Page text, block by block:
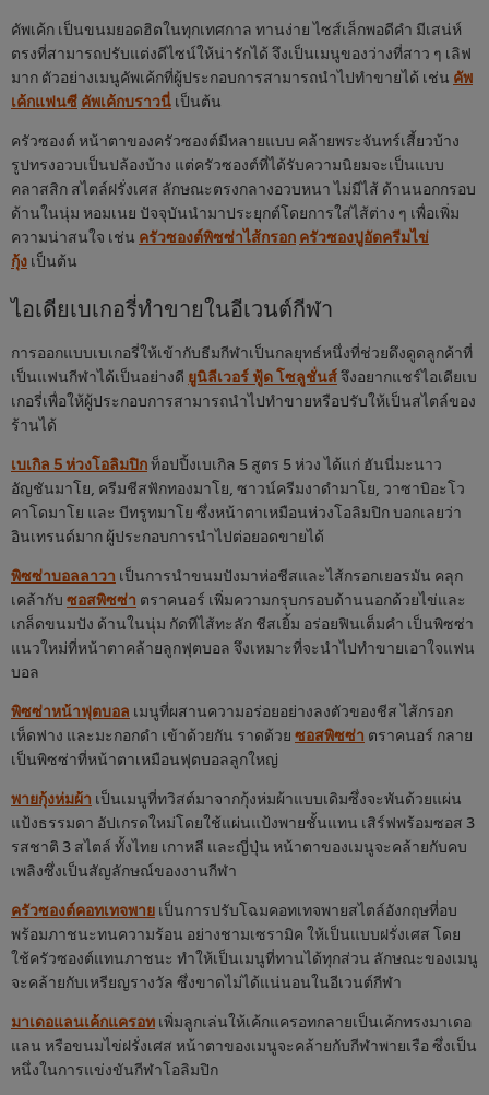
คัพเค้ก เป็นขนมยอดฮิตในทุกเทศกาล ทานง่าย ไซส์เล็กพอดีคำ มีเสน่ห์
ตรงที่สามารถปรับแต่งดีไซน์ให้น่ารักได้ จึงเป็นเมนูของว่างที่สาว ๆ เลิฟ
มาก ตัวอย่างเมนูคัพเค้กที่ผู้ประกอบการสามารถนำไปทำขายได้ เช่น คัพ
เค้กแฟนซี คัพเค้กบราวนี่ เป็นต้น
ครัวซองต์ หน้าตาของครัวซองต์มีหลายแบบ คล้ายพระจันทร์เสี้ยวบ้าง
รูปทรงอวบเป็นปล้องบ้าง แต่ครัวซองต์ที่ได้รับความนิยมจะเป็นแบบ
คลาสสิก สไตล์ฝรั่งเศส ลักษณะตรงกลางอวบหนา ไม่มีไส้ ด้านนอกกรอบ
ด้านในนุ่ม หอมเนย ปัจจุบันนำมาประยุกต์โดยการใส่ไส้ต่าง ๆ เพื่อเพิ่ม
ความน่าสนใจ เช่น ครัวซองต์พิซซ่าไส้กรอก ครัวซองปูอัดครีมไข่
กุ้ง เป็นต้น
ไอเดียเบเกอรี่ทำขายในอีเวนต์กีฬา
การออกแบบเบเกอรี่ให้เข้ากับธีมกีฬาเป็นกลยุทธ์หนึ่งที่ช่วยดึงดูดลูกค้าที่
เป็นแฟนกีฬาได้เป็นอย่างดี ยูนิลีเวอร์ ฟู้ด โซลูชั่นส์จึงอยากแชร์ไอเดียเบ
เกอรี่เพื่อให้ผู้ประกอบการสามารถนำไปทำขายหรือปรับให้เป็นสไตล์ของ
ร้านได้
เบเกิล 5 ห่วงโอลิมปิกท็อปปิ้งเบเกิล 5 สูตร 5 ห่วง ได้แก่ ฮันนี่มะนาว
อัญชันมาโย, ครีมชีสฟักทองมาโย, ซาวน์ครีมงาดำมาโย, วาซาบิอะโว
คาโดมาโย และ บีทรูทมาโย ซึ่งหน้าตาเหมือนห่วงโอลิมปิก บอกเลยว่า
อินเทรนด์มาก ผู้ประกอบการนำไปต่อยอดขายได้
พิซซ่าบอลลาวา เป็นการนำขนมปังมาห่อชีสและไส้กรอกเยอรมัน คลุก
เคล้ากับ ซอสพิซซ่า ตราคนอร์ เพิ่มความกรุบกรอบด้านนอกด้วยไข่และ
เกล็ดขนมปัง ด้านในนุ่ม กัดทีไส้ทะลัก ชีสเยิ้ม อร่อยฟินเต็มคำ เป็นพิซซ่า
แนวใหม่ที่หน้าตาคล้ายลูกฟุตบอล จึงเหมาะที่จะนำไปทำขายเอาใจแฟน
บอล
พิซซ่าหน้าฟุตบอล เมนูที่ผสานความอร่อยอย่างลงตัวของชีส ไส้กรอก
เห็ดฟาง และมะกอกดำ เข้าด้วยกัน ราดด้วย ซอสพิซซ่า ตราคนอร์ กลาย
เป็นพิซซ่าที่หน้าตาเหมือนฟุตบอลลูกใหญ่
พายกุ้งห่มผ้า เป็นเมนูที่ทวิสต์มาจากกุ้งห่มผ้าแบบเดิมซึ่งจะพันด้วยแผ่น
แป้งธรรมดา อัปเกรดใหม่โดยใช้แผ่นแป้งพายชั้นแทน เสิร์ฟพร้อมซอส 3
รสชาติ 3 สไตล์ ทั้งไทย เกาหลี และญี่ปุ่น หน้าตาของเมนูจะคล้ายกับคบ
เพลิงซึ่งเป็นสัญลักษณ์ของงานกีฬา
ครัวซองต์คอทเทจพาย เป็นการปรับโฉมคอทเทจพายสไตล์อังกฤษที่อบ
พร้อมภาชนะทนความร้อน อย่างชามเซรามิค ให้เป็นแบบฝรั่งเศส โดย
ใช้ครัวซองต์แทนภาชนะ ทำให้เป็นเมนูที่ทานได้ทุกส่วน ลักษณะของเมนู
จะคล้ายกับเหรียญรางวัล ซึ่งขาดไม่ได้แน่นอนในอีเวนต์กีฬา
มาเดอแลนเค้กแครอท เพิ่มลูกเล่นให้เค้กแครอทกลายเป็นเค้กทรงมาเดอ
แลน หรือขนมไข่ฝรั่งเศส หน้าตาของเมนูจะคล้ายกับกีฬาพายเรือ ซึ่งเป็น
หนึ่งในการแข่งขันกีฬาโอลิมปิก